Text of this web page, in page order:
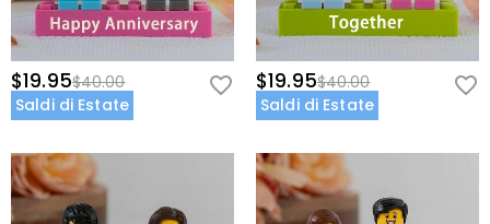
$19.95$40.00
Saldi di Estate
$19.95$40.00
Saldi di Estate